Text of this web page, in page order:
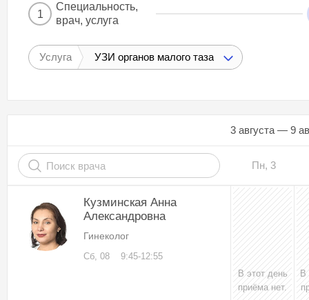
1
Специальность,
врач, услуга
Услуга УЗИ органов малого таза
3 августа — 9
Пн, 3
Кузминская Анна
Александровна
Гинеколог
Сб, 08
9:45-12:55
В этот день
приёма нет.
В